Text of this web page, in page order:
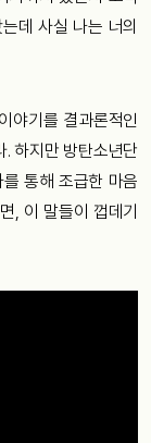
데 사실 나는 너의
야기를 결과론적인
. 하지만 방탄소년단
통해 조급한 마음
, 이 말들이 껍데기